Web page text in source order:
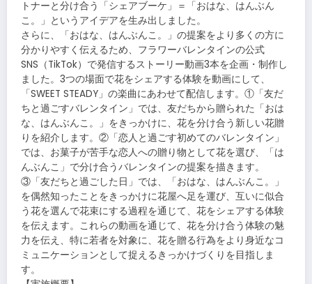
トナーと分け合う「シェアブーケ」＝「おはな、はんぶん
こ。」というアイデアを生み出しました。
さらに、「おはな、はんぶんこ。」の提案をより多くの方に
分かりやすく伝えるため、フラワーバレンタインの公式
SNS（TikTok）で発信するストーリー動画3本を企画・制作し
ました。3つの場面で花をシェアする体験を動画にして、
「SWEET STEADY」の楽曲にあわせて配信します。①「友だ
ちと過ごすバレンタイン」では、友だちから贈られた「おは
な、はんぶんこ。」をきっかけに、花を分け合う新しい花贈
りを紹介します。②「恋人と過ごす初めてのバレンタイン」
では、お菓子が苦手な恋人への贈り物として花を選び、「は
んぶんこ」で分け合うバレンタインの提案を描きます。
③「友だちと過ごした日」では、「おはな、はんぶんこ。」
を偶然知ったことをきっかけに花屋へ足を運び、互いに似合
う花を選んで花束にする過程を通じて、花をシェアする体験
を伝えます。これらの動画を通じて、花を分け合う体験の魅
力を伝え、特に若者を対象に、花を贈る行為をより身近なコ
ミュニケーションとして捉えるきっかけづくりを目指しま
す。